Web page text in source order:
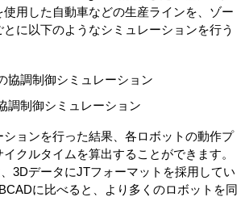
使用した自動車などの生産ラインを、ゾー
に以下のようなシミュレーションを行う
協調制御シミュレーション
調制御シミュレーション
ションを行った結果、各ロボットの動作プ
クルタイムを算出することができます。
3DデータにJTフォーマットを採用してい
に比べると、より多くのロボットを同